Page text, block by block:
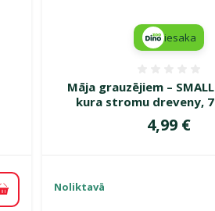
Pievienot grozam
Māja grauzējiem –
kura stromu dreveny,
Cena
4,99 €
iesaka
Noliktavā